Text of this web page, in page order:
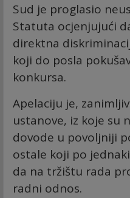
Sud je proglasio
Statuta ocjenjujući
direktna
koji do posla
konkursa.
Apelaciju je,
ustanove, iz koje su
dovode u povoljniji
ostale koji po
da na tržištu rada
radni odnos.